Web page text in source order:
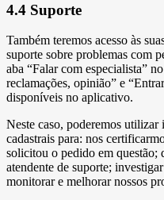
4.4 Suporte
Também teremos acesso às
suporte sobre problemas com
aba “Falar com especialista”
reclamações, opinião” e
disponíveis no aplicativo.
Neste caso, poderemos utilizar
cadastrais para: nos
solicitou o pedido em questão;
atendente de suporte;
monitorar e melhorar nossos